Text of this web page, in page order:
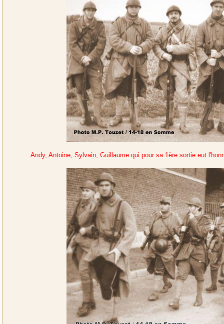
Andy, Antoine, Sylvain, Guillaume qui pour sa 1ère sortie eut